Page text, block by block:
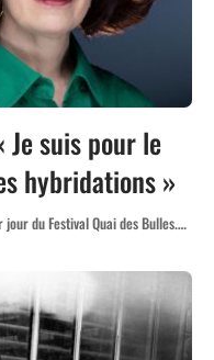
suis pour le
hybridations »
du Festival Quai des Bulles.…